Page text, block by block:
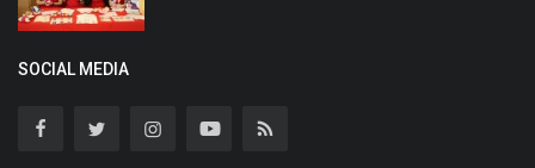
SOCIAL MEDIA